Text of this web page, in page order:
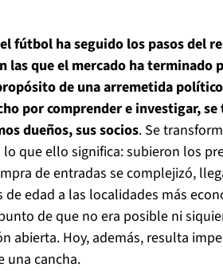
fútbol ha seguido los pasos del
las que el mercado ha
de una arremetida
por comprender e investigar,
dueños, sus socios. Se
que ello significa: subieron los
de entradas se complejizó,
de edad a las localidades más
de que no era posible ni
abierta. Hoy, además, resulta
una cancha.